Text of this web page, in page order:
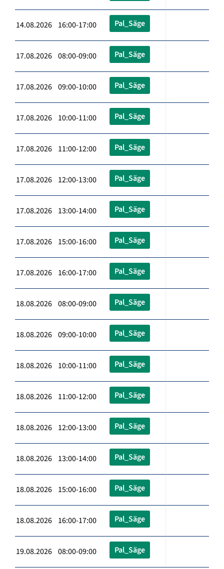
14.08.2026 16:00-17:00 Pal_Säge
17.08.2026 08:00-09:00 Pal_Säge
17.08.2026 09:00-10:00 Pal_Säge
17.08.2026 10:00-11:00 Pal_Säge
17.08.2026 11:00-12:00 Pal_Säge
17.08.2026 12:00-13:00 Pal_Säge
17.08.2026 13:00-14:00 Pal_Säge
17.08.2026 15:00-16:00 Pal_Säge
17.08.2026 16:00-17:00 Pal_Säge
18.08.2026 08:00-09:00 Pal_Säge
18.08.2026 09:00-10:00 Pal_Säge
18.08.2026 10:00-11:00 Pal_Säge
18.08.2026 11:00-12:00 Pal_Säge
18.08.2026 12:00-13:00 Pal_Säge
18.08.2026 13:00-14:00 Pal_Säge
18.08.2026 15:00-16:00 Pal_Säge
18.08.2026 16:00-17:00 Pal_Säge
19.08.2026 08:00-09:00 Pal_Säge